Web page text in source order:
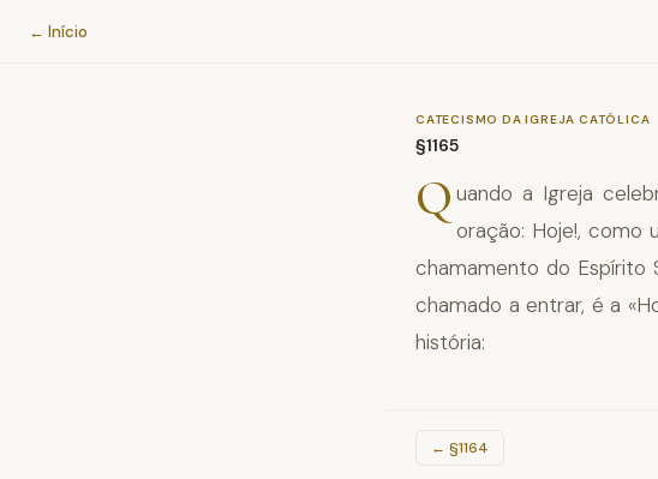
Catecismo da Igreja Católica
← Início
CATECISMO DA IGREJA CATÓLICA
§1165
Q uando a Igreja
oração: Hoje!, como
chamamento do Espírito
chamado a entrar, é a
história:
← §1164